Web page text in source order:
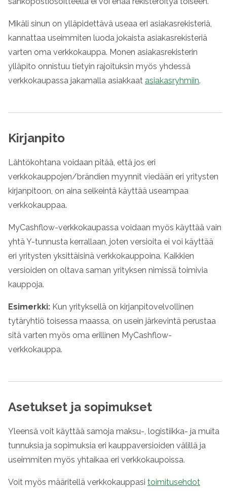
Mikäli sinun on ylläpidettävä useaa eri asiakasrekisteriä,
kannattaa useimmiten luoda jokaista asiakasrekisteriä
varten oma verkkokauppa. Monen asiakasrekisterin
ylläpito onnistuu tietyin rajoituksin myös yhdessä
verkkokaupassa jakamalla asiakkaat asiakasryhmiin.
Kirjanpito
Lähtökohtana voidaan pitää, että jos eri
verkkokauppojen/brändien myynnit viedään eri yritysten
kirjanpitoon, on aina selkeintä käyttää useampaa
verkkokauppaa.
MyCashflow-verkkokaupassa voidaan myös käyttää vain
yhtä Y-tunnusta kerrallaan, joten versioita ei voi käyttää
eri yritysten yksittäisinä verkkokauppoina. Kaikkien
versioiden on oltava saman yrityksen nimissä toimivia
kauppoja.
Esimerkki: Kun yrityksellä on kirjanpitovelvollinen
tytäryhtiö toisessa maassa, on usein järkevintä perustaa
sitä varten myös oma erillinen MyCashflow-
verkkokauppa.
Asetukset ja sopimukset
Yleensä voit käyttää samoja maksu-, logistiikka- ja muita
tunnuksia ja sopimuksia eri kauppaversioiden välillä ja
useimmiten myös yhtaikaa eri verkkokaupoissa.
Voit myös määritellä verkkokauppasi toimitusehdot